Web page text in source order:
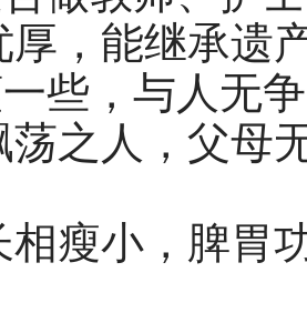
，能继承遗
些，与人无
之人，父母
瘦小，脾胃